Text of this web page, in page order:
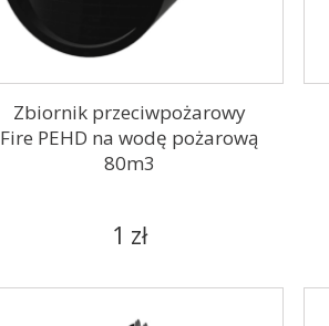
Zbiornik przeciwpożarowy
Fire PEHD na wodę pożarową
80m3
1 zł